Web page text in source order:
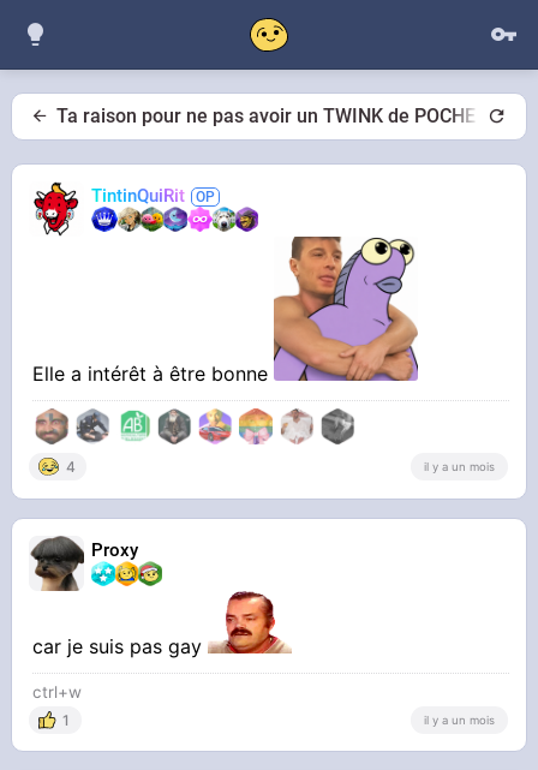
Ta raison pour ne pas avoir un TWINK de POCHE ?
TintinQuiRit
Elle a intérêt à être bonne
4 il y a un mois
Proxy
car je suis pas gay
ctrl+w
1 il y a un mois